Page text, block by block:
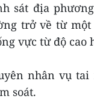
sát địa
trở về từ
vực từ độ cao
nhân vụ
soát.